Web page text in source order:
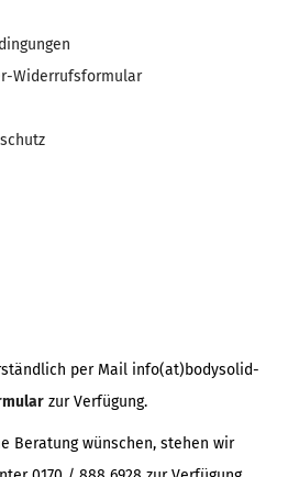
Widerrufsformular
per Mail info(at)bodysolid-
zur Verfügung.
Beratung wünschen, stehen wir